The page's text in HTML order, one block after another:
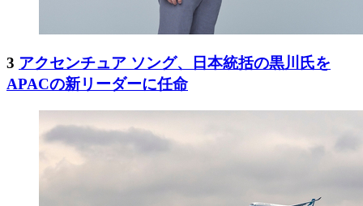
3 アクセンチュア ソング、日本統括の黒川氏を
APACの新リーダーに任命